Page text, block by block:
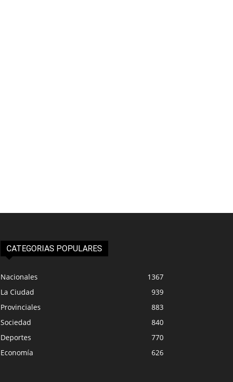
CATEGORIAS POPULARES
Nacionales
1367
La Ciudad
939
Provinciales
883
Sociedad
840
Deportes
770
Economía
626